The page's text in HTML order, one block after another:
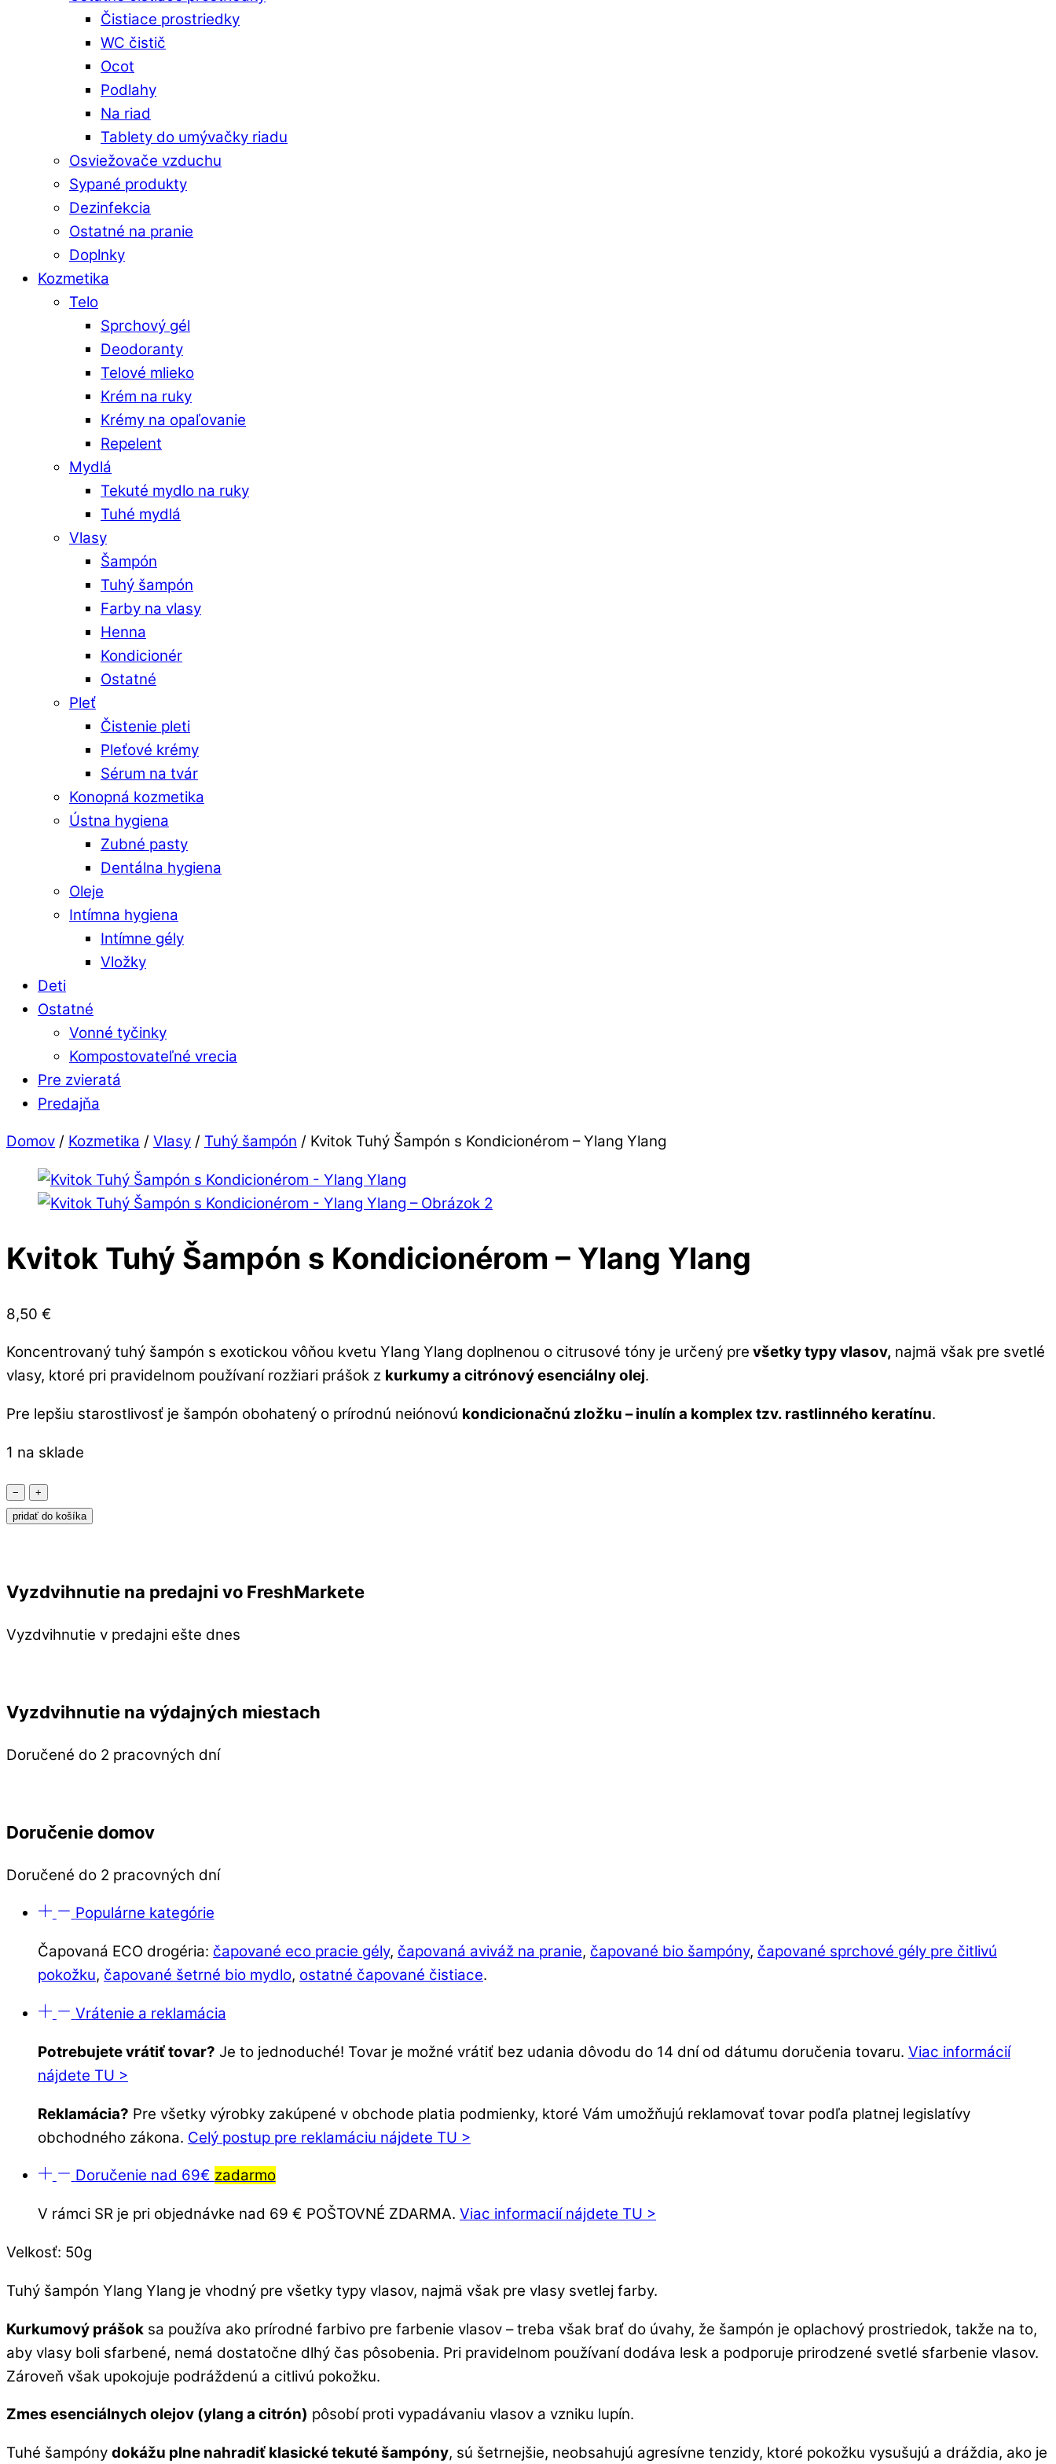
Čistiace prostriedky
WC čistič
Ocot
Podlahy
Na riad
Tablety do umývačky riadu
Osviežovače vzduchu
Sypané produkty
Dezinfekcia
Ostatné na pranie
Doplnky
Kozmetika
Telo
Sprchový gél
Deodoranty
Telové mlieko
Krém na ruky
Krémy na opaľovanie
Repelent
Mydlá
Tekuté mydlo na ruky
Tuhé mydlá
Vlasy
Šampón
Tuhý šampón
Farby na vlasy
Henna
Kondicionér
Ostatné
Pleť
Čistenie pleti
Pleťové krémy
Sérum na tvár
Konopná kozmetika
Ústna hygiena
Zubné pasty
Dentálna hygiena
Oleje
Intímna hygiena
Intímne gély
Vložky
Deti
Ostatné
Vonné tyčinky
Kompostovateľné vrecia
Pre zvieratá
Predajňa
Close
Menu
Close
Domov / Kozmetika / Vlasy / Tuhý šampón / Kvitok Tuhý Šampón s Kondicionérom – Ylang Ylang
Kvitok Tuhý Šampón s Kondicionérom – Ylang Ylang
8,50 €
Koncentrovaný tuhý šampón s exotickou vôňou kvetu Ylang Ylang doplnenou o citrusové tóny je určený pre všetky typy vlasov, najmä však pre svetlé
vlasy, ktoré pri pravidelnom používaní rozžiari prášok z kurkumy a citrónový esenciálny olej.
Pre lepšiu starostlivosť je šampón obohatený o prírodnú neiónovú kondicionačnú zložku – inulín a komplex tzv. rastlinného keratínu.
1 na sklade
−
množstvo
Kvitok
s
-
+
pridať do košíka
Vyzdvihnutie na predajni vo FreshMarkete
Vyzdvihnutie v predajni ešte dnes
Vyzdvihnutie na výdajných miestach
Doručené do 2 pracovných dní
Doručenie domov
Doručené do 2 pracovných dní
Populárne kategórie
Čapovaná ECO drogéria: čapované eco pracie gély, čapovaná aviváž na pranie, čapované bio šampóny, čapované sprchové gély pre čitlivú
pokožku, čapované šetrné bio mydlo, ostatné čapované čistiace.
Vrátenie a reklamácia
Potrebujete vrátiť tovar? Je to jednoduché! Tovar je možné vrátiť bez udania dôvodu do 14 dní od dátumu doručenia tovaru. Viac informácií
nájdete TU >
Reklamácia? Pre všetky výrobky zakúpené v obchode platia podmienky, ktoré Vám umožňujú reklamovať tovar podľa platnej legislatívy
obchodného zákona. Celý postup pre reklamáciu nájdete TU >
Doručenie nad 69€ zadarmo
V rámci SR je pri objednávke nad 69 € POŠTOVNÉ ZDARMA. Viac informacií nájdete TU >
Velkosť: 50g
Tuhý šampón Ylang Ylang je vhodný pre všetky typy vlasov, najmä však pre vlasy svetlej farby.
Kurkumový prášok sa používa ako prírodné farbivo pre farbenie vlasov – treba však brať do úvahy, že šampón je oplachový prostriedok, takže na to,
aby vlasy boli sfarbené, nemá dostatočne dlhý čas pôsobenia. Pri pravidelnom používaní dodáva lesk a podporuje prirodzené svetlé sfarbenie vlasov.
Zároveň však upokojuje podráždenú a citlivú pokožku.
Zmes esenciálnych olejov (ylang a citrón) pôsobí proti vypadávaniu vlasov a vzniku lupín.
Tuhé šampóny dokážu plne nahradiť klasické tekuté šampóny, sú šetrnejšie, neobsahujú agresívne tenzidy, ktoré pokožku vysušujú a dráždia, ako je